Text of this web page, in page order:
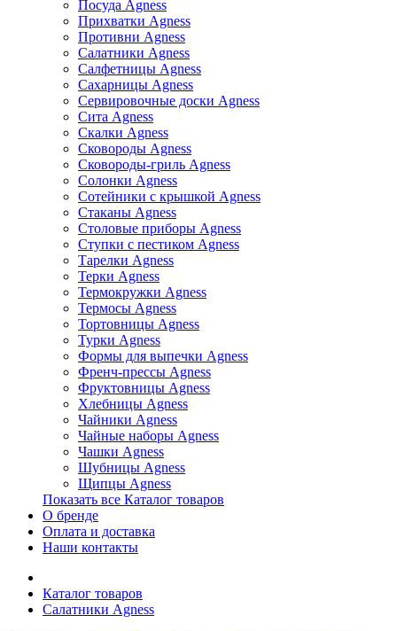
Посуда Agness
Прихватки Agness
Противни Agness
Салатники Agness
Салфетницы Agness
Сахарницы Agness
Сервировочные доски Agness
Сита Agness
Скалки Agness
Сковороды Agness
Сковороды-гриль Agness
Солонки Agness
Сотейники с крышкой Agness
Стаканы Agness
Столовые приборы Agness
Ступки с пестиком Agness
Тарелки Agness
Терки Agness
Термокружки Agness
Термосы Agness
Тортовницы Agness
Турки Agness
Формы для выпечки Agness
Френч-прессы Agness
Фруктовницы Agness
Хлебницы Agness
Чайники Agness
Чайные наборы Agness
Чашки Agness
Шубницы Agness
Щипцы Agness
Показать все Каталог товаров
О бренде
Оплата и доставка
Наши контакты
Каталог товаров
Салатники Agness